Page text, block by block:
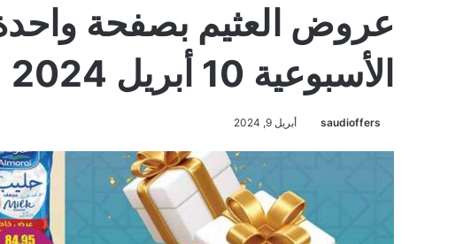
عروض العثيم بصفحة
الأسبوعية 10 أبريل 2024 | 1 شوال 1445
saudioffers أبريل 9, 2024